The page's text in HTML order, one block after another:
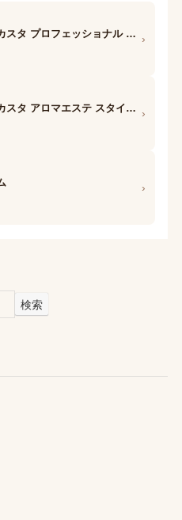
アルペンローゼ ラ・カスタ プロフェッショナル スタイリング ボリュームアレンジ フォーム ›
アルペンローゼ ラ・カスタ アロマエステ スタイリングフォーム ボリュームアップ ›
›
検索